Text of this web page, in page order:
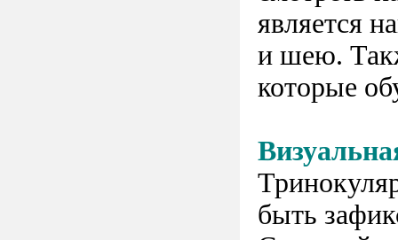
является
и шею.
которые
быть